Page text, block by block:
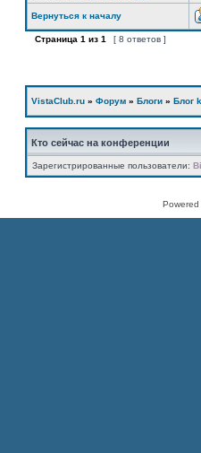
Вернуться к началу
Страница 1 из 1 [ 8 ответов ]
VistaClub.ru » Форум » Блоги » Блог
Кто сейчас на конференции
Зарегистрированные пользователи: